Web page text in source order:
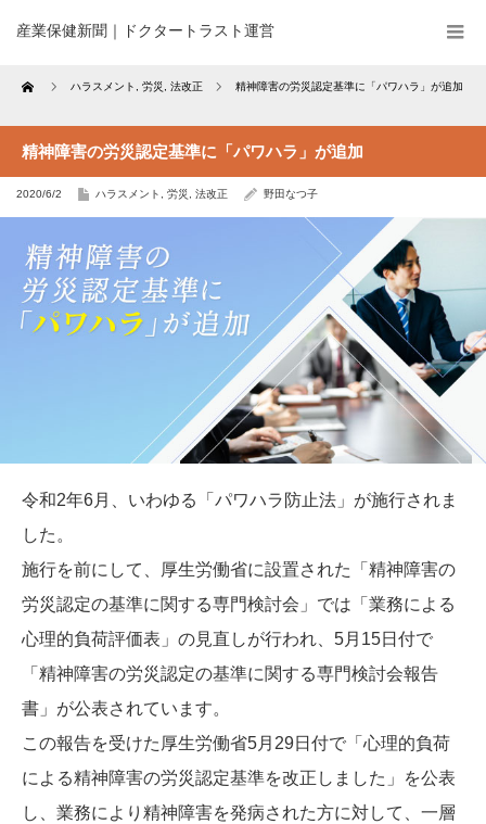
産業保健新聞｜ドクタートラスト運営
Home ハラスメント 労災 法改正 精神障害の労災認定基準に「パワハラ」が追加
精神障害の労災認定基準に「パワハラ」が追加
2020/6/2 ハラスメント 労災 法改正 野田なつ子
令和2年6月、いわゆる「パワハラ防止法」が施行されま
した。
施行を前にして、厚生労働省に設置された「精神障害の
労災認定の基準に関する専門検討会」では「業務による
心理的負荷評価表」の見直しが行われ、5月15日付で
「精神障害の労災認定の基準に関する専門検討会報告
書」が公表されています。
この報告を受けた厚生労働省5月29日付で「心理的負荷
による精神障害の労災認定基準を改正しました」を公表
し、業務により精神障害を発病された方に対して、一層